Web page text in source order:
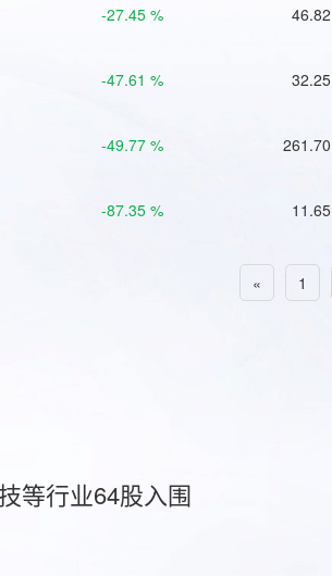
-27.45 % 46.82
-47.61 % 32.25
-49.77 % 261.70
-87.35 % 11.65
« 1
等行业64股入围